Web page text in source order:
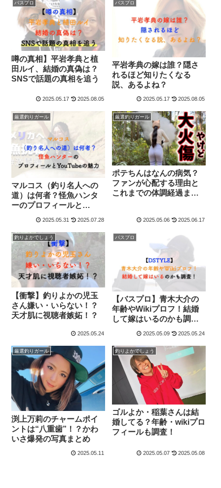
バスプロ
噂の真相】平岩孝典と植
田ルイ、結婚の真偽は？
SNSで話題の真相を追う
2025.05.17 2025.08.05
バスプロ
平岩孝典の嫁は誰？隠さ
れるほど知りたくなる
説、あるよね？
2025.05.17 2025.08.05
厳選釣りガール
マルコス（釣り名人への
道）は何者？怪魚ハンタ
ーのプロフィールと
YouTubeの魅力
2025.05.31 2025.07.28
厳選釣りガール
ポテちんはなんの病気？
ファンが心配する理由と
これまでの体調経過まと
2025.05.06 2025.06.17
釣りよかでしょう
【衝撃】釣りよかの児玉
さん嫌い・いらない！？
天才肌に視聴者嫉妬！？
2025.05.24
バスプロ
【バスプロ】青木大介の
年齢やWikiプロフ！結婚
して嫁はいるのかも調
2025.05.09 2025.05.24
厳選釣りガール
渕上万莉のチャームポイ
ントは“八重歯”！？かわ
いさ爆発の写真まとめ
2025.05.11
釣りよかでしょう
ゴルよか・稲葉さんは結
婚してる？年齢・wikiプロ
フィールも調査！
2025.05.07 2025.05.08